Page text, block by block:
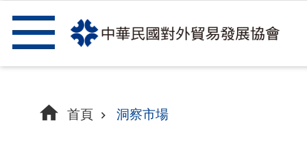
跳到主要內容區塊
首頁 洞察市場